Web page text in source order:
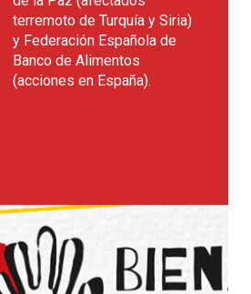
terremoto de Turquía y Siria)
y Federación Española de
Banco de Alimentos
(acciones en España).